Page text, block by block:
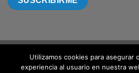
Visa PayPal
Utilizamos cookies para asegurar
experiencia al usuario en nuestra